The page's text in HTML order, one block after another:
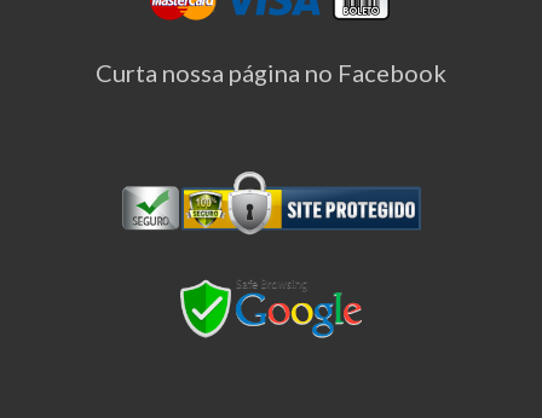
Curta nossa página no Facebook